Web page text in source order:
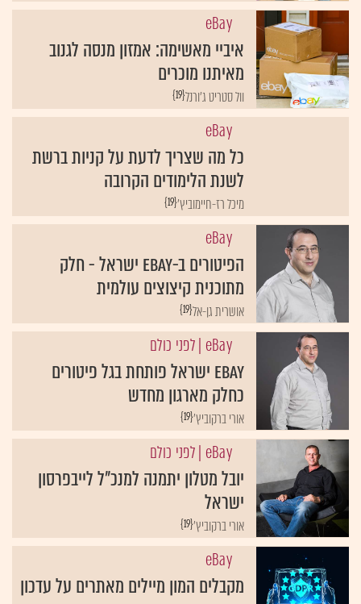
eBay
איביי מאשימה: אמזון מנסה לגנוב
מאיתנו מוכרים
{19}וול סטריט ג'ורנל
eBay
כל מה שצריך לדעת על קניות ברשת
לשנת הלימודים הקרובה
{19}מיכל רז-חיימוביץ'
eBay
הפיטורים ב-eBay ישראל - חלק
מתוכנית קיצוצים עולמית
{19}אושרית גן-אל
eBay | לפני כולם
eBay ישראל פותחת בגל פיטורים
כחלק מארגון מחדש
{19}אורי ברקוביץ'
eBay | לפני כולם
יובל מטלון יתמנה למנכ"ל לייבפרסון
ישראל
{19}אורי ברקוביץ'
eBay
מקבלים המון מיילים מאתרים על עדכון